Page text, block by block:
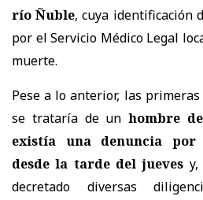
río Ñuble, cuya identificación
por el Servicio Médico Legal
muerte.
Pese a lo anterior, las
se trataría de unhombre
existía una denuncia por
desde la tarde del jueves
decretado diversas